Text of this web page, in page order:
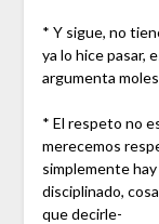
* Y sigue, no
ya lo hice pasar,
argumenta
* El respeto no
merecemos
simplemente
disciplinado,
que decirle-